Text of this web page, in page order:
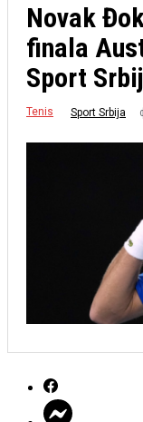
Novak
finala
Sport
Tenis Sport Srbija